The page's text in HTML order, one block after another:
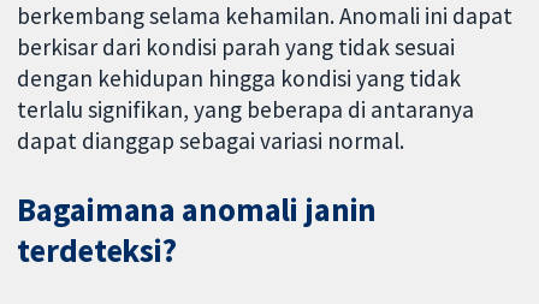
berkembang selama kehamilan. Anomali ini dapat
berkisar dari kondisi parah yang tidak sesuai
dengan kehidupan hingga kondisi yang tidak
terlalu signifikan, yang beberapa di antaranya
dapat dianggap sebagai variasi normal.
Bagaimana anomali janin
terdeteksi?